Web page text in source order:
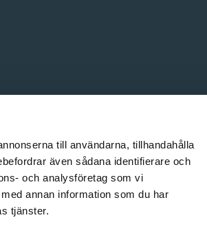
till användarna, tillhandahålla
även sådana identifierare och
och analysföretag som vi
annan information som du har
tjänster.